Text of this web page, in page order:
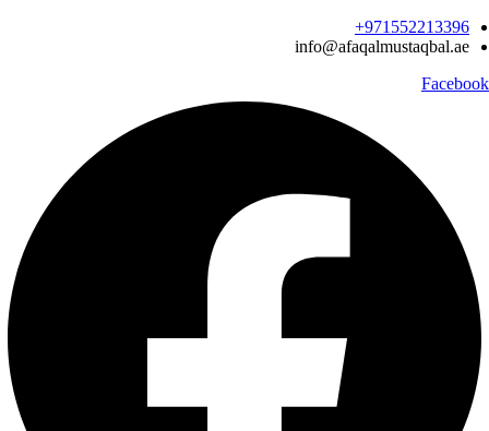
Skip
to
971552213396‬+
info@afaqalmustaqbal.ae
Facebook